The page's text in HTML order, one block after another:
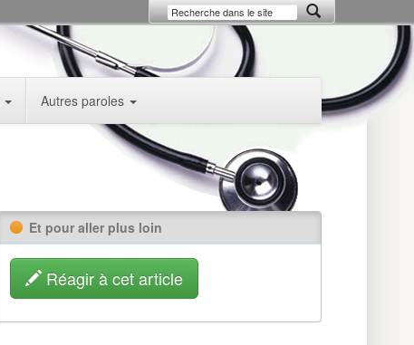
Autres paroles
Et pour aller plus loin
Réagir à cet article